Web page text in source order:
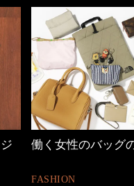
40代の小顔メイク
BEAUTY